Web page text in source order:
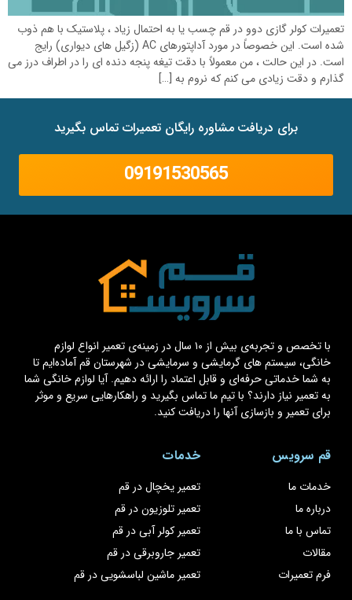
تعمیرات کولر گازی دوو در قم چسب یا به احتمال زیاد ، پلاستیک با هم ذوب
شده است. این خصوصاً در مورد آداپتورهای AC (زگیل های دیواری) رایج
است. در این حالت ، من معمولاً با دقت تیغه پنجه دنده ای را در اطراف درز می
گذارم و دقت زیادی می کنم که نروم به […]
برای دریافت مشاوره رایگان تعمیرات تماس بگیرید
09191530565
با تخصص و تجربه‌ی بیش از ۱۰ سال در زمینه‌ی تعمیر انواع لوازم
خانگی، سیستم های گرمایشی و سرمایشی در شهرستان قم آماده‌ایم تا
به شما خدماتی حرفه‌ای و قابل اعتماد را ارائه دهیم. آیا لوازم خانگی شما
به تعمیر نیاز دارند؟ با تیم ما تماس بگیرید و راهکارهایی سریع و موثر
برای تعمیر و بازسازی آنها را دریافت کنید.
قم سرویس
خدمات ما
درباره ما
تماس با ما
مقالات
فرم تعمیرات
خدمات
تعمیر یخچال در قم
تعمیر تلوزیون در قم
تعمیر کولر آبی در قم
تعمیر جاروبرقی در قم
تعمیر ماشین لباسشویی در قم